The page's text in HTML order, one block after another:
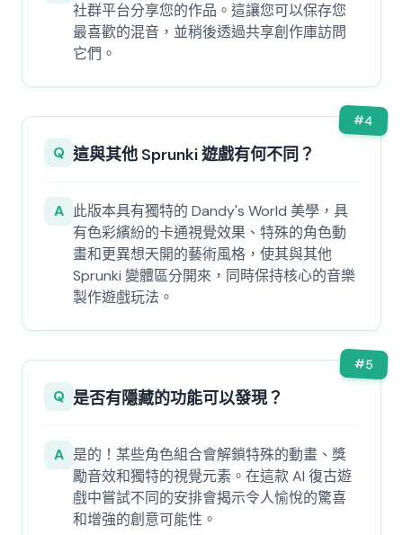
社群平台分享您的作品。這讓您可以保存您
最喜歡的混音，並稍後透過共享創作庫訪問
它們。
#4
Q 這與其他 Sprunki 遊戲有何不同？
A 此版本具有獨特的 Dandy's World 美學，具
有色彩繽紛的卡通視覺效果、特殊的角色動
畫和更異想天開的藝術風格，使其與其他
Sprunki 變體區分開來，同時保持核心的音樂
製作遊戲玩法。
#5
Q 是否有隱藏的功能可以發現？
A 是的！某些角色組合會解鎖特殊的動畫、獎
勵音效和獨特的視覺元素。在這款 AI 復古遊
戲中嘗試不同的安排會揭示令人愉悅的驚喜
和增強的創意可能性。